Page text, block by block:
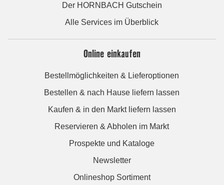
Der HORNBACH Gutschein
Alle Services im Überblick
Online einkaufen
Bestellmöglichkeiten & Lieferoptionen
Bestellen & nach Hause liefern lassen
Kaufen & in den Markt liefern lassen
Reservieren & Abholen im Markt
Prospekte und Kataloge
Newsletter
Onlineshop Sortiment